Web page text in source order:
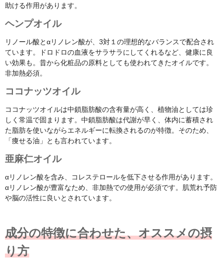
助ける作用があります。
ヘンプオイル
リノール酸とαリノレン酸が、3対１の理想的なバランスで配合され
ています。ドロドロの血液をサラサラにしてくれるなど、健康に良
い効果も。昔から化粧品の原料としても使われてきたオイルです。
非加熱必須。
ココナッツオイル
ココナッツオイルは中鎖脂肪酸の含有量が高く、植物油としては珍
しく常温で固まります。中鎖脂肪酸は代謝が早く、体内に蓄積され
た脂肪を使いながらエネルギーに転換されるのが特徴。そのため、
「痩せる油」とも言われています。
亜麻仁オイル
αリノレン酸を含み、コレステロールを低下させる作用があります。
αリノレン酸が豊富なため、非加熱での使用が必須です。肌荒れ予防
や脳の活性に良いとされています。
成分の特徴に合わせた、オススメの摂
り方